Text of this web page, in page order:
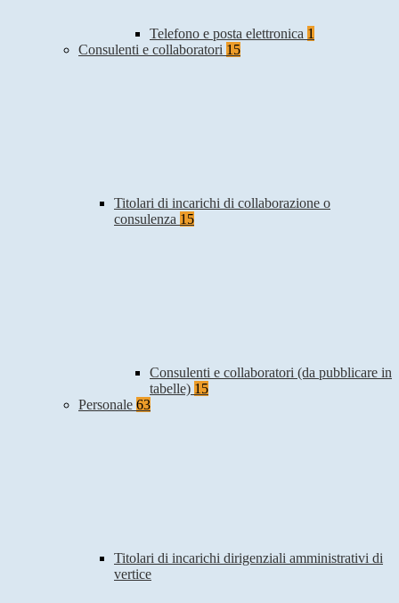
Telefono e posta elettronica 1
Consulenti e collaboratori 15
Titolari di incarichi di collaborazione o
consulenza 15
Consulenti e collaboratori (da pubblicare in
tabelle) 15
Personale 63
Titolari di incarichi dirigenziali amministrativi di
vertice